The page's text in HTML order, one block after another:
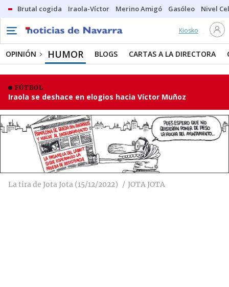
Brutal cogida Iraola-Víctor Merino Amigó Gasóleo Nivel
Kiosko
OPINIÓN HUMOR BLOGS CARTAS A LA DIRECTORA
FÚTBOL
Iraola se deshace en elogios hacia Víctor Muñoz
La tira de Jota Jota (15/12/2022) JOTA JOTA